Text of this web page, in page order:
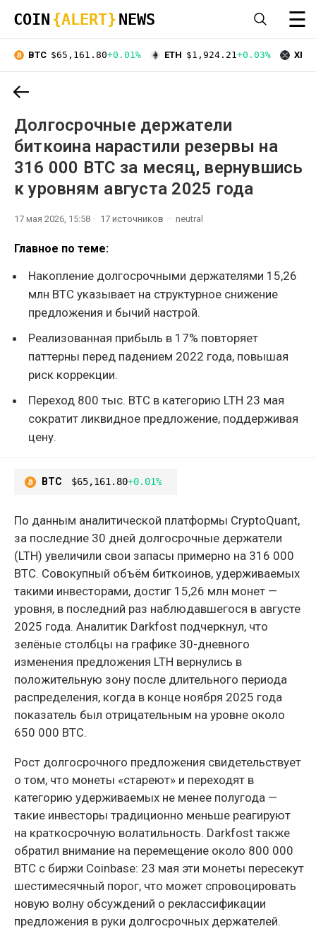
COIN {ALERT} NEWS ☰
BTC $65,161.80+0.01% ETH $1,924.21+0.03% XRP
Долгосрочные держатели
биткоина нарастили резервы на
316 000 BTC за месяц, вернувшись
к уровням августа 2025 года
17 мая 2026, 15:58 17 источников neutral
Главное по теме:
Накопление долгосрочными держателями 15,26
млн BTC указывает на структурное снижение
предложения и бычий настрой.
Реализованная прибыль в 17% повторяет
паттерны перед падением 2022 года, повышая
риск коррекции.
Переход 800 тыс. BTC в категорию LTH 23 мая
сократит ликвидное предложение, поддерживая
цену.
BTC $65,161.80+0.01%
По данным аналитической платформы CryptoQuant,
за последние 30 дней долгосрочные держатели
(LTH) увеличили свои запасы примерно на 316 000
BTC. Совокупный объём биткоинов, удерживаемых
такими инвесторами, достиг 15,26 млн монет —
уровня, в последний раз наблюдавшегося в августе
2025 года. Аналитик Darkfost подчеркнул, что
зелёные столбцы на графике 30-дневного
изменения предложения LTH вернулись в
положительную зону после длительного периода
распределения, когда в конце ноября 2025 года
показатель был отрицательным на уровне около
650 000 BTC.
Рост долгосрочного предложения свидетельствует
о том, что монеты «стареют» и переходят в
категорию удерживаемых не менее полугода —
такие инвесторы традиционно меньше реагируют
на краткосрочную волатильность. Darkfost также
обратил внимание на перемещение около 800 000
BTC с биржи Coinbase: 23 мая эти монеты пересекут
шестимесячный порог, что может спровоцировать
новую волну обсуждений о реклассификации
предложения в руки долгосрочных держателей.